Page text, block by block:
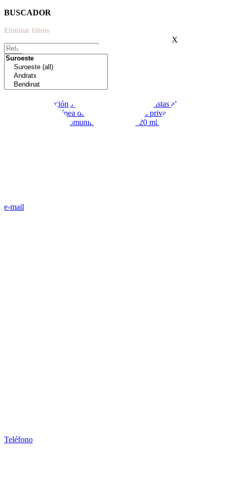
BUSCADOR
Eliminar filtros
Nueva construcción Jardín Vistas al mar
Primera línea de mar Piscina privada
Piscina comunitaria Menos de 20 minutos de palma
X
e-mail
Teléfono